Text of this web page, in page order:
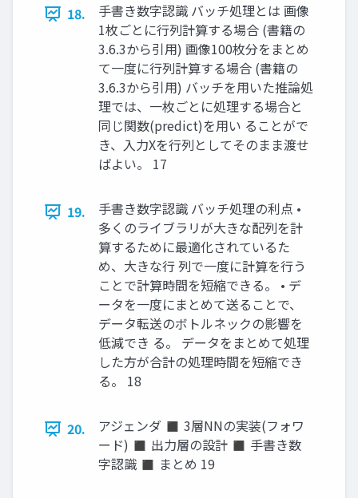
18.
手書き数字認識 バッチ処理とは 画像
1枚ごとに行列計算する場合 (書籍の
3.6.3から引用) 画像100枚分をまとめ
て一度に行列計算する場合 (書籍の
3.6.3から引用) バッチを用いた推論処
理では、一枚ごとに処理する場合と
同じ関数(predict)を用い ることがで
き、入力Xを行列としてそのまま渡せ
ばよい。 17
19.
手書き数字認識 バッチ処理の利点 •
多くのライブラリが大きな配列を計
算するために最適化されているた
め、大きな行 列で一度に計算を行う
ことで計算時間を短縮できる。 • デ
ータを一度にまとめて送ることで、
データ転送のボトルネックの影響を
低減でき る。 データをまとめて処理
した方が合計の処理時間を短縮でき
る。 18
20.
アジェンダ ◼ 3層NNの実装(フォワ
ード) ◼ 出力層の設計 ◼ 手書き数
字認識 ◼ まとめ 19